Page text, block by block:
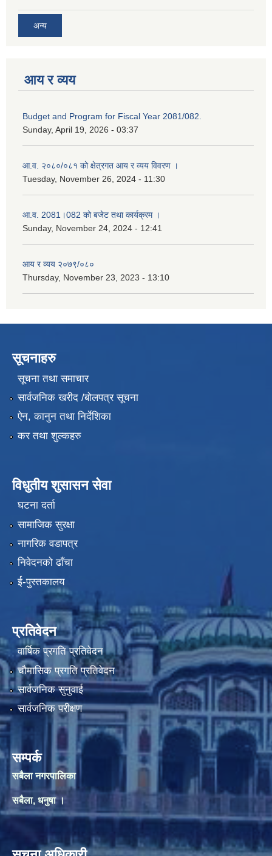
अन्य
आय र व्यय
Budget and Program for Fiscal Year 2081/082.
Sunday, April 19, 2026 - 03:37
आ.व. २०८०/०८१ को क्षेत्रगत आय र व्यय विवरण ।
Tuesday, November 26, 2024 - 11:30
आ.व. 2081।082 को बजेट तथा कार्यक्रम ।
Sunday, November 24, 2024 - 12:41
आय र व्यय २०७९/०८०
Thursday, November 23, 2023 - 13:10
सूचनाहरु
सूचना तथा समाचार
सार्वजनिक खरीद /बोलपत्र सूचना
ऐन, कानुन तथा निर्देशिका
कर तथा शुल्कहरु
विधुतीय शुसासन सेवा
घटना दर्ता
सामाजिक सुरक्षा
नागरिक वडापत्र
निवेदनको ढाँचा
ई-पुस्तकालय
प्रतिवेदन
वार्षिक प्रगति प्रतिवेदन
चौमासिक प्रगति प्रतिवेदन
सार्वजनिक सुनुवाई
सार्वजनिक परीक्षण
सम्पर्क
सबैला नगरपालिका
सबैला, धनुषा ।